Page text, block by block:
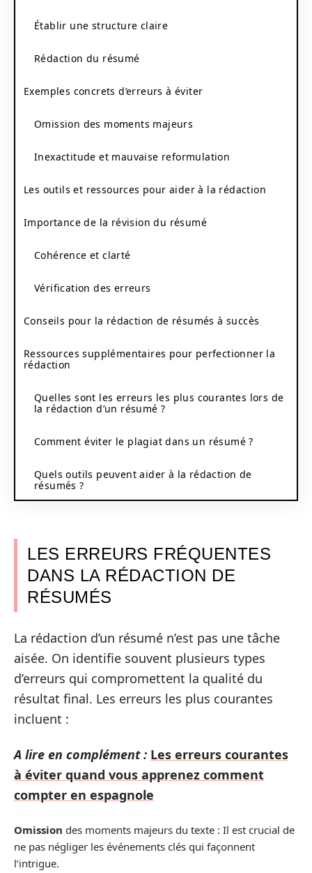
Établir une structure claire
Rédaction du résumé
Exemples concrets d’erreurs à éviter
Omission des moments majeurs
Inexactitude et mauvaise reformulation
Les outils et ressources pour aider à la rédaction
Importance de la révision du résumé
Cohérence et clarté
Vérification des erreurs
Conseils pour la rédaction de résumés à succès
Ressources supplémentaires pour perfectionner la
rédaction
Quelles sont les erreurs les plus courantes lors de
la rédaction d’un résumé ?
Comment éviter le plagiat dans un résumé ?
Quels outils peuvent aider à la rédaction de
résumés ?
LES ERREURS FRÉQUENTES
DANS LA RÉDACTION DE
RÉSUMÉS
La rédaction d’un résumé n’est pas une tâche
aisée. On identifie souvent plusieurs types
d’erreurs qui compromettent la qualité du
résultat final. Les erreurs les plus courantes
incluent :
A lire en complément : Les erreurs courantes
à éviter quand vous apprenez comment
compter en espagnole
Omission des moments majeurs du texte : Il est crucial de
ne pas négliger les événements clés qui façonnent
l’intrigue.